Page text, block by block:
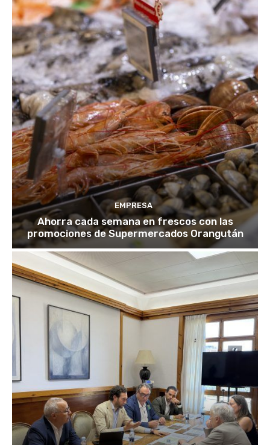
EMPRESA
Ahorra cada semana en frescos con las
promociones de Supermercados Orangután